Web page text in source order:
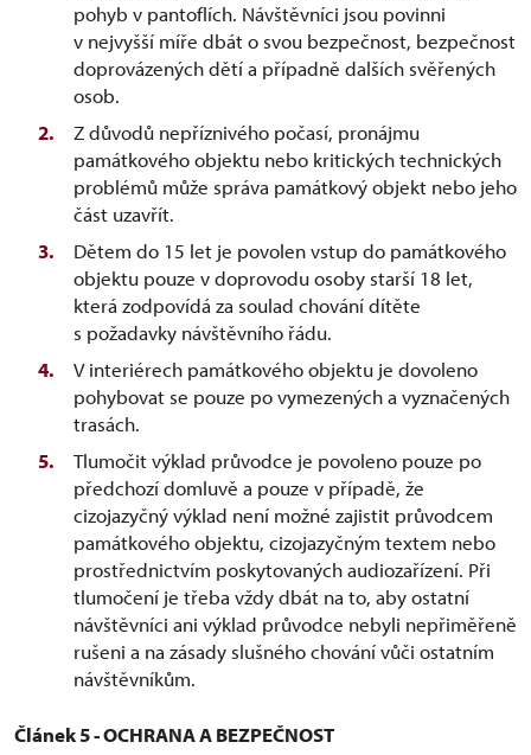
pohyb v pantoflích. Návštěvníci jsou povinni
v nejvyšší míře dbát o svou bezpečnost, bezpečnost
doprovázených dětí a případně dalších svěřených
osob.
Z důvodů nepříznivého počasí, pronájmu
památkového objektu nebo kritických technických
problémů může správa památkový objekt nebo jeho
část uzavřít.
Dětem do 15 let je povolen vstup do památkového
objektu pouze v doprovodu osoby starší 18 let,
která zodpovídá za soulad chování dítěte
s požadavky návštěvního řádu.
V interiérech památkového objektu je dovoleno
pohybovat se pouze po vymezených a vyznačených
trasách.
Tlumočit výklad průvodce je povoleno pouze po
předchozí domluvě a pouze v případě, že
cizojazyčný výklad není možné zajistit průvodcem
památkového objektu, cizojazyčným textem nebo
prostřednictvím poskytovaných audiozařízení. Při
tlumočení je třeba vždy dbát na to, aby ostatní
návštěvníci ani výklad průvodce nebyli nepřiměřeně
rušeni a na zásady slušného chování vůči ostatním
návštěvníkům.
Článek 5 - OCHRANA A BEZPEČNOST